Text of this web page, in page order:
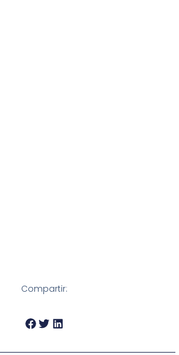
Compartir: